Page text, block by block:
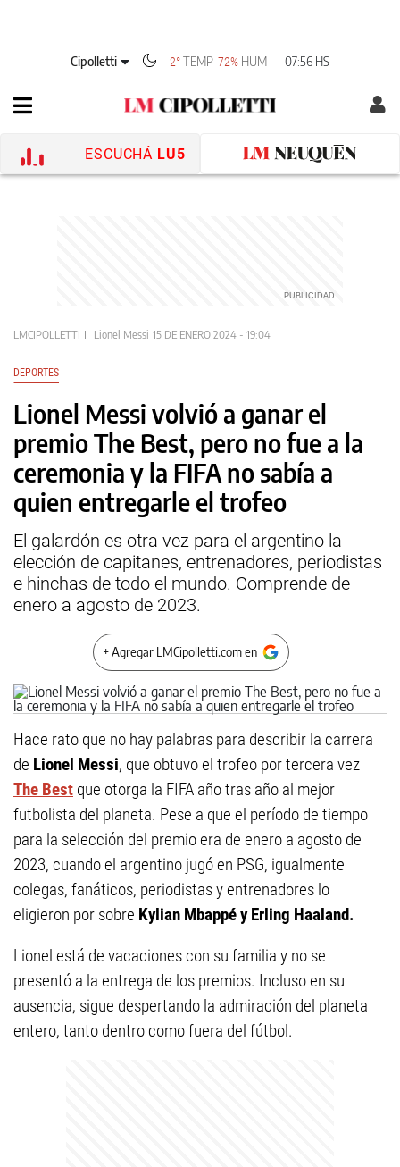
Cipolletti 2°TEMP 72% HUM 07:56 HS
ESCUCHÁ LU5
LMCIPOLLETTI Lionel Messi 15 DE ENERO 2024 - 19:04
DEPORTES
Lionel Messi volvió a ganar el
premio The Best, pero no fue a la
ceremonia y la FIFA no sabía a
quien entregarle el trofeo
El galardón es otra vez para el argentino la
elección de capitanes, entrenadores, periodistas
e hinchas de todo el mundo. Comprende de
enero a agosto de 2023.
+ Agregar LMCipolletti.com en
Hace rato que no hay palabras para describir la carrera
de Lionel Messi, que obtuvo el trofeo por tercera vez
The Best que otorga la FIFA año tras año al mejor
futbolista del planeta. Pese a que el período de tiempo
para la selección del premio era de enero a agosto de
2023, cuando el argentino jugó en PSG, igualmente
colegas, fanáticos, periodistas y entrenadores lo
eligieron por sobre Kylian Mbappé y Erling Haaland.
Lionel está de vacaciones con su familia y no se
presentó a la entrega de los premios. Incluso en su
ausencia, sigue despertando la admiración del planeta
entero, tanto dentro como fuera del fútbol.